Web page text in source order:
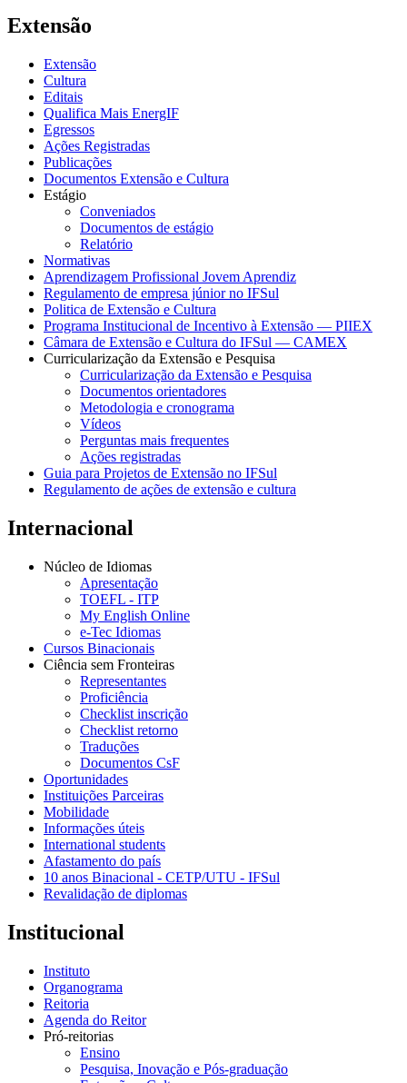
Extensão
Extensão
Cultura
Editais
Qualifica Mais EnergIF
Egressos
Ações Registradas
Publicações
Documentos Extensão e Cultura
Estágio
Conveniados
Documentos de estágio
Relatório
Normativas
Aprendizagem Profissional Jovem Aprendiz
Regulamento de empresa júnior no IFSul
Politica de Extensão e Cultura
Programa Institucional de Incentivo à Extensão — PIIEX
Câmara de Extensão e Cultura do IFSul — CAMEX
Curricularização da Extensão e Pesquisa
Curricularização da Extensão e Pesquisa
Documentos orientadores
Metodologia e cronograma
Vídeos
Perguntas mais frequentes
Ações registradas
Guia para Projetos de Extensão no IFSul
Regulamento de ações de extensão e cultura
Internacional
Núcleo de Idiomas
Apresentação
TOEFL - ITP
My English Online
e-Tec Idiomas
Cursos Binacionais
Ciência sem Fronteiras
Representantes
Proficiência
Checklist inscrição
Checklist retorno
Traduções
Documentos CsF
Oportunidades
Instituições Parceiras
Mobilidade
Informações úteis
International students
Afastamento do país
10 anos Binacional - CETP/UTU - IFSul
Revalidação de diplomas
Institucional
Instituto
Organograma
Reitoria
Agenda do Reitor
Pró-reitorias
Ensino
Pesquisa, Inovação e Pós-graduação